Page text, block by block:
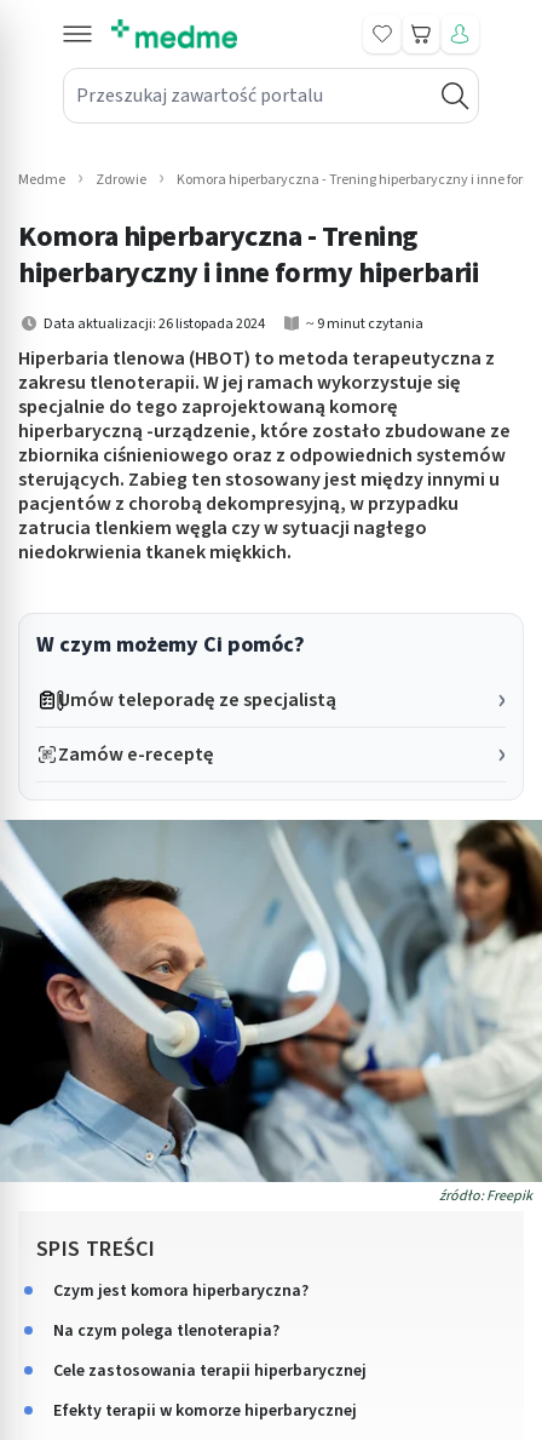
Przeszukaj zawartość portalu
Koszyk
submenu: Leki na receptę
submenu: Mama i dziecko
submenu: Kosmetyki
submenu: Higiena
submenu: Sprzęt medyczny
submenu: Intymne
submenu: Wellness
Medme Zdrowie Komora hiperbaryczna - Trening hiperbaryczny i inne
Komora hiperbaryczna - Trening
hiperbaryczny i inne formy hiperbarii
Data aktualizacji: 26 listopada 2024 ~ 9 minut czytania
Hiperbaria tlenowa (HBOT) to metoda terapeutyczna z
zakresu tlenoterapii. W jej ramach wykorzystuje się
specjalnie do tego zaprojektowaną komorę
hiperbaryczną -urządzenie, które zostało zbudowane ze
zbiornika ciśnieniowego oraz z odpowiednich systemów
sterujących. Zabieg ten stosowany jest między innymi u
pacjentów z chorobą dekompresyjną, w przypadku
zatrucia tlenkiem węgla czy w sytuacji nagłego
niedokrwienia tkanek miękkich.
W czym możemy Ci pomóc?
Umów teleporadę ze specjalistą
Zamów e-receptę
źródło: Freepik
SPIS TREŚCI
Czym jest komora hiperbaryczna?
Na czym polega tlenoterapia?
Cele zastosowania terapii hiperbarycznej
Efekty terapii w komorze hiperbarycznej